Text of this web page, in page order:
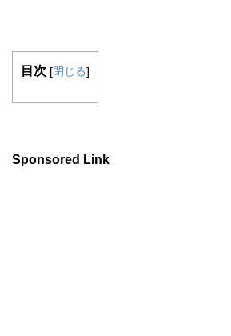
目次 [閉じる]
Sponsored Link